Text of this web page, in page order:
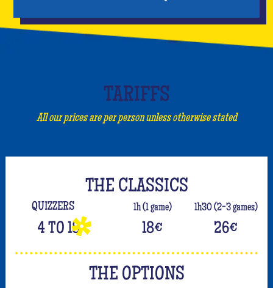
TARIFFS
All our prices are per person unless otherwise stated
THE CLASSICS
QUIZZERS 1h (1 game) 1h30 (2-3 games)
4 TO 18 18€ 26€
THE OPTIONS